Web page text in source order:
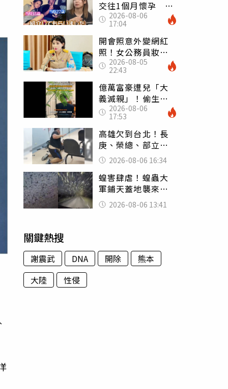
交往1個月懷孕 36
歲當阿嬤故事曝光
2026-08-06
17:04
開會照意外變網紅
照！女公務員妝容
掀2千則留言 本人
怒嗆：化妝有錯嗎
2026-08-05
22:43
億萬富豪遭兒「大
義滅親」！偷生子
怕曝光 竟盜鄰居
身份辦假證落戶
2026-08-06
17:53
高雄欠到台北！長
庚、榮總、部立醫
院都受害 「醫療
暴力男」離譜紀錄
曝光
2026-08-06 16:34
蝗害肆虐！蝗蟲大
軍鋪天蓋地襲來宛
如末日 網驚：聖
經十災
2026-08-06 13:41
關鍵熱搜
謝震武 DNA 開除
熊本
大陸
性侵